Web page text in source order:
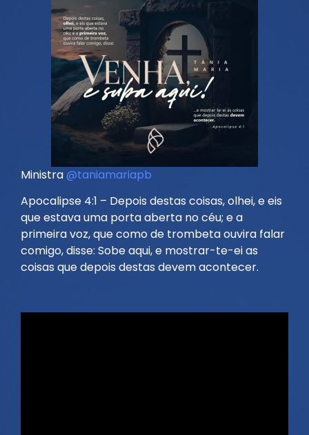
Ministra@taniamariapb
Apocalipse 4:1 – Depois destas coisas, olhei, e eis
que estava uma porta aberta no céu; e a
primeira voz, que como de trombeta ouvira falar
comigo, disse: Sobe aqui, e mostrar-te-ei as
coisas que depois destas devem acontecer.